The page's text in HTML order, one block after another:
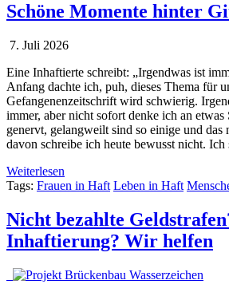
Schöne Momente hinter
7. Juli 2026
Eine Inhaftierte schreibt: „Irgendwas ist
Anfang dachte ich, puh, dieses Thema für
Gefangenenzeitschrift wird schwierig.
immer, aber nicht sofort denke ich an etwas
genervt, gelangweilt sind so einige und das
davon schreibe ich heute bewusst nicht.
Weiterlesen
Tags: Frauen in Haft Leben in Haft
Nicht bezahlte
Inhaftierung? Wir helfen